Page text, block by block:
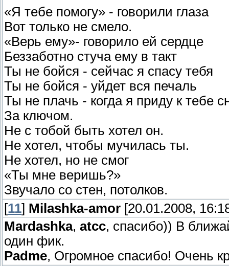
«Я тебе помогу» - говорили глаза
Вот только не смело.
«Верь ему»- говорило ей сердце
Беззаботно стуча ему в такт
Ты не бойся - сейчас я спасу тебя
Ты не бойся - уйдет вся печаль
Ты не плачь - когда я приду к тебе
За ключом.
Не с тобой быть хотел он.
Не хотел, чтобы мучилась ты.
Не хотел, но не смог
«Ты мне веришь?»
Звучало со стен, потолков.
[11] Milashka-amor [20.01.2008,
Mardashka, atcc, спасибо)) В
один фик.
Padme, Огромное спасибо! Очень